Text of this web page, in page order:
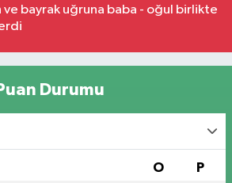
ve bayrak uğruna baba - oğul birlikte
Durumu
O P